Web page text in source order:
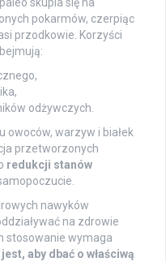
pokarmów, czerpiąc
przodkowie. Korzyści
odżywczych.
owoców, warzyw i białek
przetworzonych
redukcji stanów
nawyków
na zdrowie
stosowanie wymaga
aby dbać o właściwą